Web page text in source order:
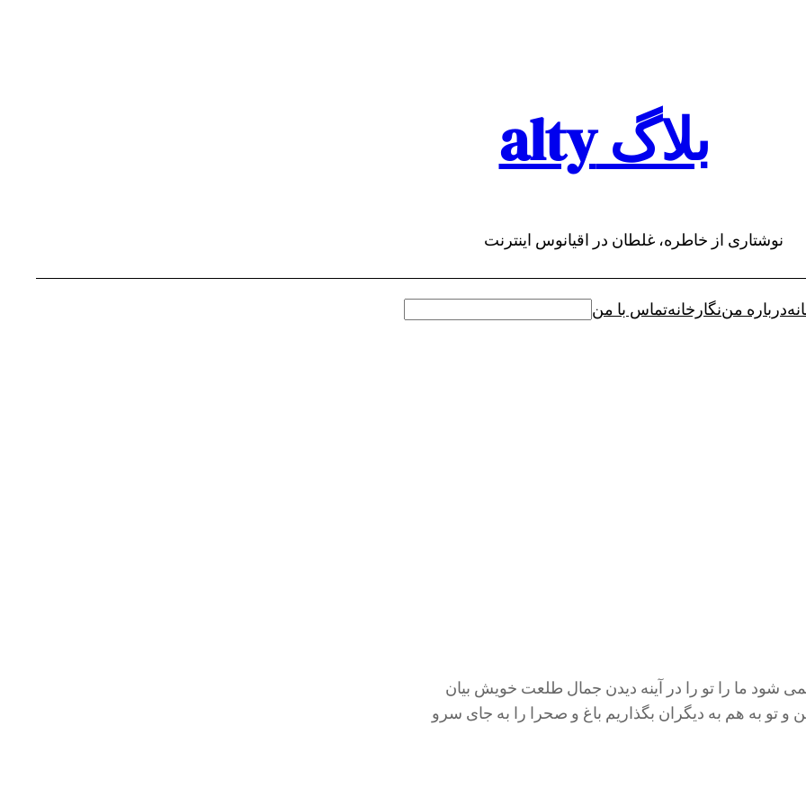
بلاگ alty
نوشتاری از خاطره، غلطان در اقیانوس اینترنت
درباره مننگارخانهتماس با من
شود ما را تو را در آینه دیدن جمال طلعت خویش بیان
تو به هم به دیگران بگذاریم باغ و صحرا را به جای سرو